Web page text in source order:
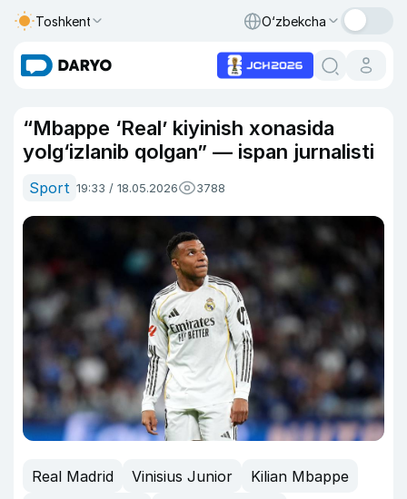
Toshkent O‘zbekcha
“Mbappe ‘Real’ kiyinish xonasida
yolg‘izlanib qolgan” — ispan jurnalisti
Sport 19:33 / 18.05.2026 3788
Real Madrid Vinisius Junior
Kilian Mbappe